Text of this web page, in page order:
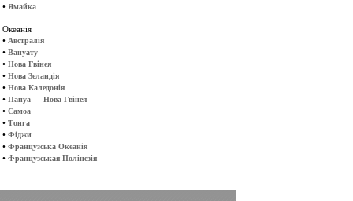
• Ямайка
Океанія
• Австралія
• Вануату
• Нова Гвінея
• Нова Зеландія
• Нова Каледонія
• Папуа — Нова Гвінея
• Самоа
• Тонга
• Фіджи
• Французська Океанія
• Французськая Полінезія